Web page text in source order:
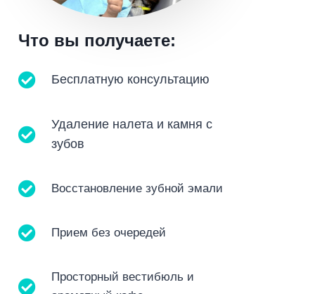
Что вы получаете:
Бесплатную консультацию
Удаление налета и камня с
зубов
Восстановление зубной эмали
Прием без очередей
Просторный вестибюль и